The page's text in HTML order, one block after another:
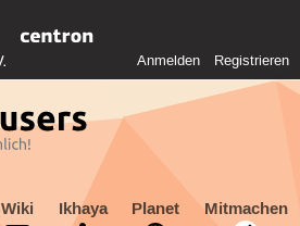
Anmelden Registrieren
Wiki Ikhaya Planet Mitmachen